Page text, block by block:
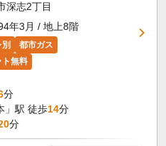
深志2丁目
年3月 / 地上8階
都市ガス
ト無料
分
」駅 徒歩14分
分